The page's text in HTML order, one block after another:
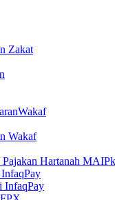
Zakat
Wakaf
Pajakan Hartanah MAIPk
InfaqPay